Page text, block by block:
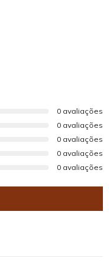
0 avaliações
0 avaliações
0 avaliações
0 avaliações
0 avaliações